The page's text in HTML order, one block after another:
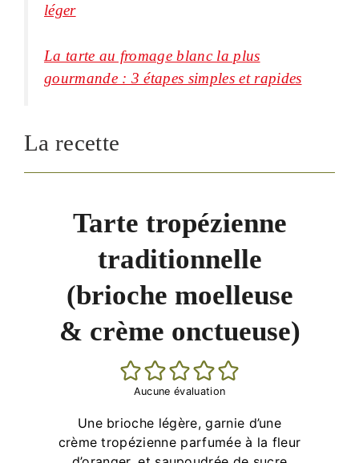
léger
La tarte au fromage blanc la plus
gourmande : 3 étapes simples et rapides
La recette
Tarte tropézienne
traditionnelle
(brioche moelleuse
& crème onctueuse)
Aucune évaluation
Une brioche légère, garnie d’une
crème tropézienne parfumée à la fleur